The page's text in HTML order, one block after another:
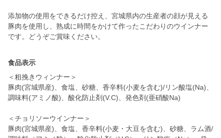
添加物の使用をできるだけ控え、宮城県内の生産者の顔が見える
豚肉を使用し、熟成に時間をかけて作ったこだわりのウインナー
です。どうぞご賞味ください。
食品表示
＜粗挽きウィンナー＞
豚肉(宮城県産)、食塩、砂糖、香辛料(小麦を含む)/リン酸塩(Na)、
調味料(アミノ酸)、酸化防止剤(V.C)、発色剤(亜硝酸Na)
＜チョリソーウインナー＞
豚肉(宮城県産)、食塩、香辛料(小麦・大豆を含む)、砂糖、ラム酒/